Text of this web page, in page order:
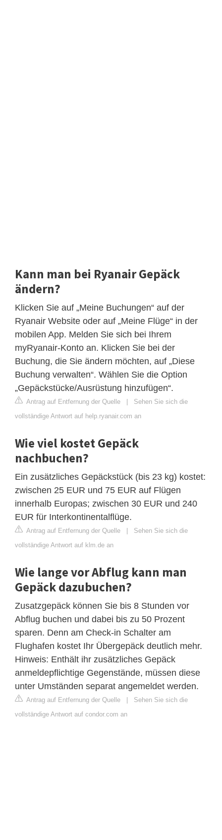
Kann man bei Ryanair Gepäck
ändern?
Klicken Sie auf „Meine Buchungen“ auf der
Ryanair Website oder auf „Meine Flüge“ in der
mobilen App. Melden Sie sich bei Ihrem
myRyanair-Konto an. Klicken Sie bei der
Buchung, die Sie ändern möchten, auf „Diese
Buchung verwalten“. Wählen Sie die Option
„Gepäckstücke/Ausrüstung hinzufügen“.
Antrag auf Entfernung der Quelle | Sehen Sie sich die
vollständige Antwort auf help.ryanair.com an
Wie viel kostet Gepäck
nachbuchen?
Ein zusätzliches Gepäckstück (bis 23 kg) kostet:
zwischen 25 EUR und 75 EUR auf Flügen
innerhalb Europas; zwischen 30 EUR und 240
EUR für Interkontinentalflüge.
Antrag auf Entfernung der Quelle | Sehen Sie sich die
vollständige Antwort auf klm.de an
Wie lange vor Abflug kann man
Gepäck dazubuchen?
Zusatzgepäck können Sie bis 8 Stunden vor
Abflug buchen und dabei bis zu 50 Prozent
sparen. Denn am Check-in Schalter am
Flughafen kostet Ihr Übergepäck deutlich mehr.
Hinweis: Enthält ihr zusätzliches Gepäck
anmeldepflichtige Gegenstände, müssen diese
unter Umständen separat angemeldet werden.
Antrag auf Entfernung der Quelle | Sehen Sie sich die
vollständige Antwort auf condor.com an